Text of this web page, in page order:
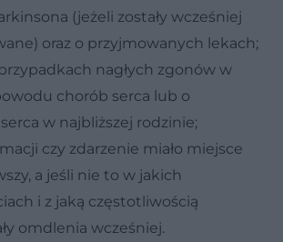
(jeżeli zostały wcześniej
oraz o przyjmowanych lekach;
nagłych zgonów w
chorób serca lub o
w najbliższej rodzinie;
czy zdarzenie miało miejsce
a jeśli nie to w jakich
i z jaką częstotliwością
omdlenia wcześniej.